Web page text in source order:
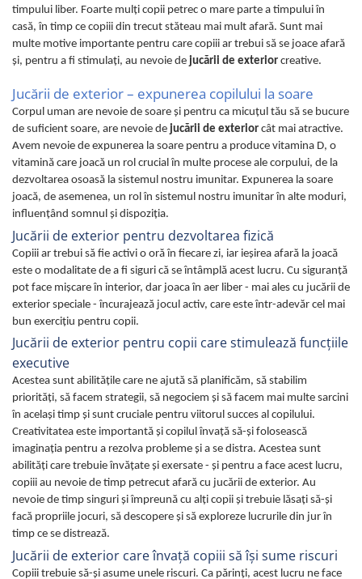
timpului liber. Foarte mulţi copii petrec o mare parte a timpului în
casă, în timp ce copiii din trecut stăteau mai mult afară. Sunt mai
multe motive importante pentru care copiii ar trebui să se joace afară
şi, pentru a fi stimulaţi, au nevoie de jucării de exterior creative.
Jucării de exterior – expunerea copilului la soare
Corpul uman are nevoie de soare şi pentru ca micuţul tău să se bucure
de suficient soare, are nevoie de jucării de exterior cât mai atractive.
Avem nevoie de expunerea la soare pentru a produce vitamina D, o
vitamină care joacă un rol crucial în multe procese ale corpului, de la
dezvoltarea osoasă la sistemul nostru imunitar. Expunerea la soare
joacă, de asemenea, un rol în sistemul nostru imunitar în alte moduri,
influenţând somnul şi dispoziţia.
Jucării de exterior pentru dezvoltarea fizică
Copiii ar trebui să fie activi o oră în fiecare zi, iar ieșirea afară la joacă
este o modalitate de a fi siguri că se întâmplă acest lucru. Cu siguranță
pot face mișcare în interior, dar joaca în aer liber - mai ales cu jucării de
exterior speciale - încurajează jocul activ, care este într-adevăr cel mai
bun exercițiu pentru copii.
Jucării de exterior pentru copii care stimulează funcţiile
executive
Acestea sunt abilitățile care ne ajută să planificăm, să stabilim
priorități, să facem strategii, să negociem și să facem mai multe sarcini
în acelaşi timp şi sunt cruciale pentru viitorul succes al copilului.
Creativitatea este importantă şi copilul învaţă să-şi folosească
imaginaţia pentru a rezolva probleme și a se distra. Acestea sunt
abilități care trebuie învățate și exersate - și pentru a face acest lucru,
copiii au nevoie de timp petrecut afară cu jucării de exterior. Au
nevoie de timp singuri și împreună cu alți copii și trebuie lăsaţi să-și
facă propriile jocuri, să descopere și să exploreze lucrurile din jur în
timp ce se distrează.
Jucării de exterior care învaţă copiii să îşi sume riscuri
Copiii trebuie să-și asume unele riscuri. Ca părinți, acest lucru ne face